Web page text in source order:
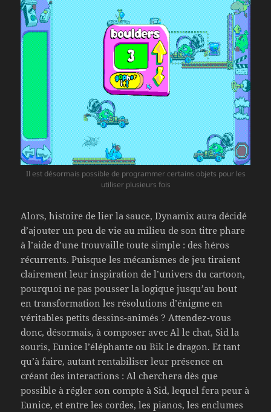
Il est désormais possible de programmer certains objets pour les
utiliser plusieurs fois
Alors, histoire de lier la sauce, Dynamix aura décidé
d’ajouter un peu de vie au milieu de son titre phare
à l’aide d’une trouvaille toute simple : des héros
récurrents. Puisque les mécanismes de jeu tiraient
clairement leur inspiration de l’univers du cartoon,
pourquoi ne pas pousser la logique jusqu’au bout
en transformation les résolutions d’énigme en
véritables petits dessins-animés ? Attendez-vous
donc, désormais, à composer avec Al le chat, Sid la
souris, Eunice l’éléphante ou Bik le dragon. Et tant
qu’à faire, autant rentabiliser leur présence en
créant des interactions : Al cherchera dès que
possible à régler son compte à Sid, lequel fera peur à
Eunice, et entre les cordes, les pianos, les enclumes